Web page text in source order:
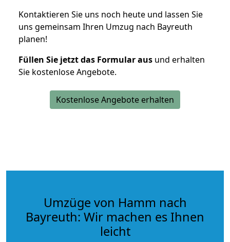
Kontaktieren Sie uns noch heute und lassen Sie
uns gemeinsam Ihren Umzug nach Bayreuth
planen!
Füllen Sie jetzt das Formular aus und erhalten
Sie kostenlose Angebote.
Kostenlose Angebote erhalten
Umzüge von Hamm nach
Bayreuth: Wir machen es Ihnen
leicht